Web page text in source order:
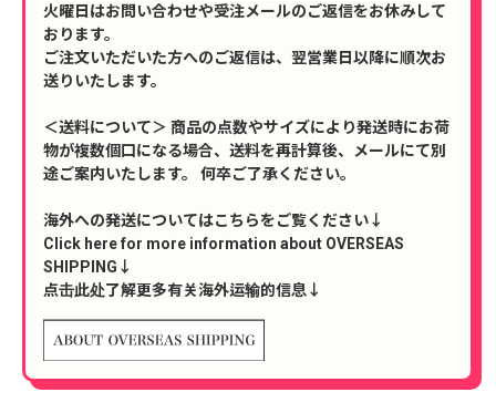
火曜日はお問い合わせや受注メールのご返信をお休みして
おります。
ご注文いただいた方へのご返信は、翌営業日以降に順次お
送りいたします。
＜送料について＞ 商品の点数やサイズにより発送時にお荷
物が複数個口になる場合、送料を再計算後、メールにて別
途ご案内いたします。 何卒ご了承ください。
海外への発送についてはこちらをご覧ください↓
Click here for more information about OVERSEAS
SHIPPING↓
点击此处了解更多有关海外运输的信息↓